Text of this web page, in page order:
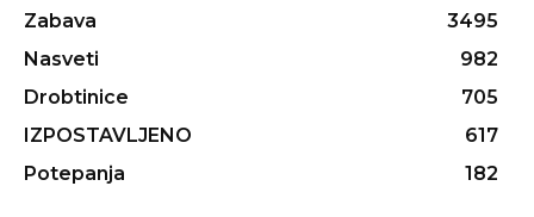
Zabava
3495
Nasveti
982
Drobtinice
705
IZPOSTAVLJENO
617
Potepanja
182